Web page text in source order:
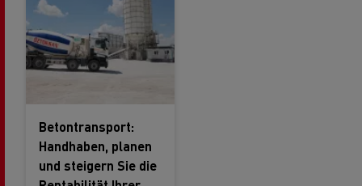
Betontransport:
Handhaben, planen
und steigern Sie die